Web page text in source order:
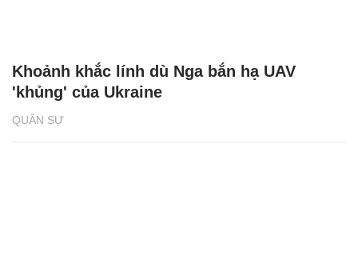
QUÂN SỰ
Khoảnh khắc lính dù Nga bắn hạ UAV
'khủng' của Ukraine